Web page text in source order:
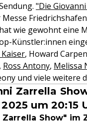
"Die
wie gewohnt eine
Künstler:innen
, Howard
Ross Antony, Melissa
und viele weitere
Zarrella
um 20:15
Show" im